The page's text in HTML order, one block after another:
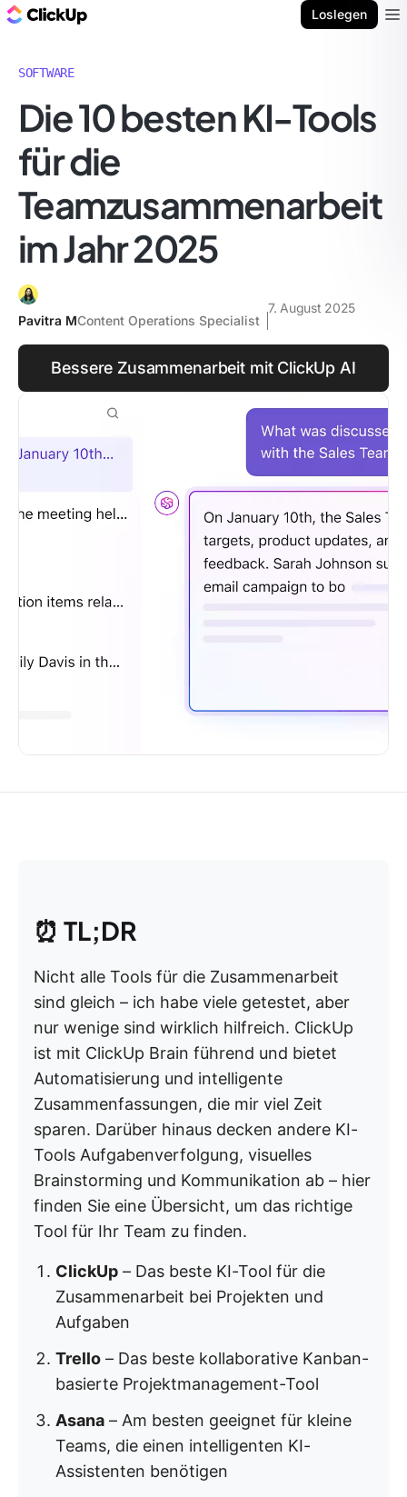
Loslegen
SOFTWARE
Die 10 besten KI-Tools
für die
Teamzusammenarbeit
im Jahr 2025
Pavitra MContent Operations Specialist
7. August 2025
Bessere Zusammenarbeit mit ClickUp AI
⏰ TL;DR
Nicht alle Tools für die Zusammenarbeit
sind gleich – ich habe viele getestet, aber
nur wenige sind wirklich hilfreich. ClickUp
ist mit ClickUp Brain führend und bietet
Automatisierung und intelligente
Zusammenfassungen, die mir viel Zeit
sparen. Darüber hinaus decken andere KI-
Tools Aufgabenverfolgung, visuelles
Brainstorming und Kommunikation ab – hier
finden Sie eine Übersicht, um das richtige
Tool für Ihr Team zu finden.
ClickUp – Das beste KI-Tool für die
Zusammenarbeit bei Projekten und
Aufgaben
Trello – Das beste kollaborative Kanban-
basierte Projektmanagement-Tool
Asana – Am besten geeignet für kleine
Teams, die einen intelligenten KI-
Assistenten benötigen